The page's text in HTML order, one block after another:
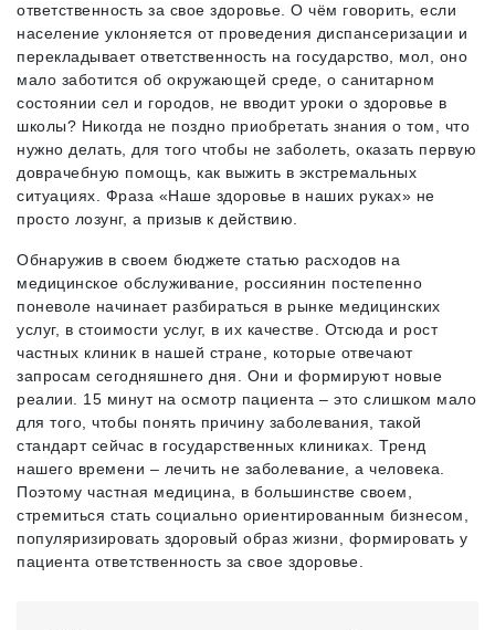
ответственность за свое здоровье. О чём говорить, если
население уклоняется от проведения диспансеризации и
перекладывает ответственность на государство, мол, оно
мало заботится об окружающей среде, о санитарном
состоянии сел и городов, не вводит уроки о здоровье в
школы? Никогда не поздно приобретать знания о том, что
нужно делать, для того чтобы не заболеть, оказать первую
доврачебную помощь, как выжить в экстремальных
ситуациях. Фраза «Наше здоровье в наших руках» не
просто лозунг, а призыв к действию.
Обнаружив в своем бюджете статью расходов на
медицинское обслуживание, россиянин постепенно
поневоле начинает разбираться в рынке медицинских
услуг, в стоимости услуг, в их качестве. Отсюда и рост
частных клиник в нашей стране, которые отвечают
запросам сегодняшнего дня. Они и формируют новые
реалии. 15 минут на осмотр пациента – это слишком мало
для того, чтобы понять причину заболевания, такой
стандарт сейчас в государственных клиниках. Тренд
нашего времени – лечить не заболевание, а человека.
Поэтому частная медицина, в большинстве своем,
стремиться стать социально ориентированным бизнесом,
популяризировать здоровый образ жизни, формировать у
пациента ответственность за свое здоровье.